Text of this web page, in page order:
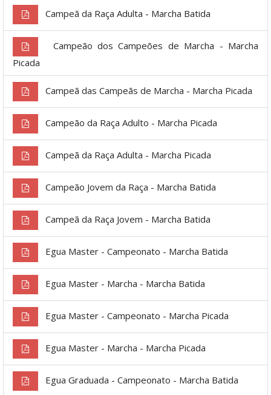
Campeã da Raça Adulta - Marcha Batida
Campeão dos Campeões de Marcha - Marcha
Picada
Campeã das Campeãs de Marcha - Marcha Picada
Campeão da Raça Adulto - Marcha Picada
Campeã da Raça Adulta - Marcha Picada
Campeão Jovem da Raça - Marcha Batida
Campeã da Raça Jovem - Marcha Batida
Egua Master - Campeonato - Marcha Batida
Egua Master - Marcha - Marcha Batida
Egua Master - Campeonato - Marcha Picada
Egua Master - Marcha - Marcha Picada
Egua Graduada - Campeonato - Marcha Batida